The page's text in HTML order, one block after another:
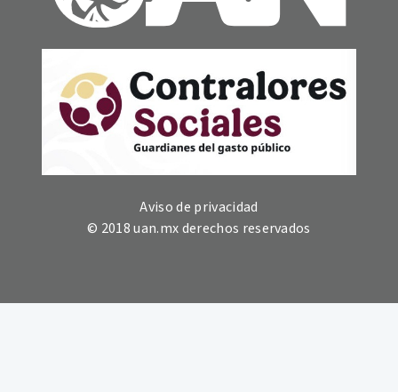
Aviso de privacidad
© 2018 uan.mx derechos reservados